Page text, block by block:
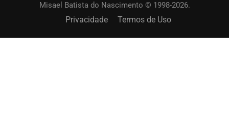
Misael Batista do Nascimento © 1998-2026.
Privacidade Termos de Uso